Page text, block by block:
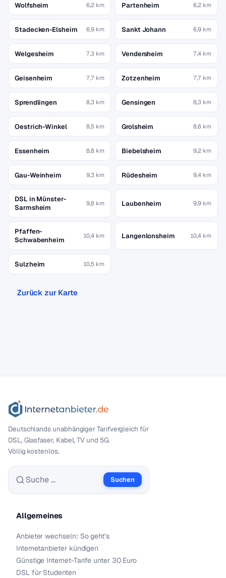
Wolfsheim 6,2 km Partenheim 6,2 km
Stadecken-Elsheim 6,9 km Sankt Johann 6,9 km
Welgesheim 7,3 km Vendersheim 7,4 km
Geisenheim 7,7 km Zotzenheim 7,7 km
Sprendlingen 8,3 km Gensingen 8,3 km
Oestrich-Winkel 8,5 km Grolsheim 8,6 km
Essenheim 8,8 km Biebelsheim 9,2 km
Gau-Weinheim 9,3 km Rüdesheim 9,4 km
DSL in Münster-
Sarmsheim
9,8 km Laubenheim 9,9 km
Pfaffen-
Schwabenheim
10,4 km Langenlonsheim 10,4 km
Sulzheim 10,5 km
Zurück zur Karte
Deutschlands unabhängiger Tarif­vergleich für
DSL, Glasfaser, Kabel, TV und 5G.
Völlig kostenlos.
Suche nach:
Suchen
Allgemeines
Anbieter wechseln: So geht’s
Internetanbieter kündigen
Günstige Internet-Tarife unter 30 Euro
DSL für Studenten